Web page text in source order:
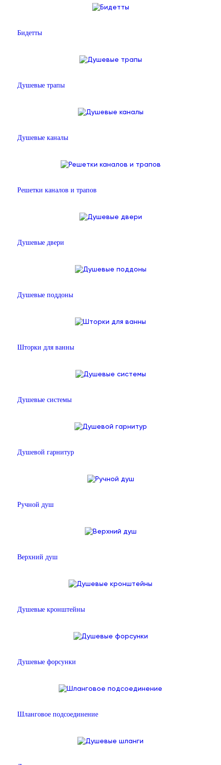
Бидетты
Душевые трапы
Душевые каналы
Решетки каналов и трапов
Душевые двери
Душевые поддоны
Шторки для ванны
Душевые системы
Душевой гарнитур
Ручной душ
Верхний душ
Душевые кронштейны
Душевые форсунки
Шланговое подсоединение